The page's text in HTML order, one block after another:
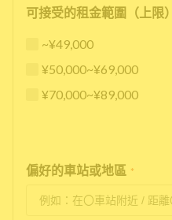
可接受的租金範圍（上限）
~¥49,000
¥50,000~¥69,000
¥70,000~¥89,000
偏好的車站或地區 *